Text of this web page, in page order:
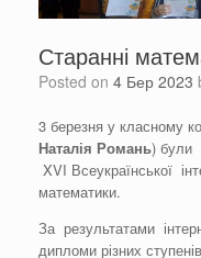
Старанні
Posted on 4 Бер 2023
3 березня у класному
Наталія Романь) були
XVI Всеукраїнської
математики.
За результатами
дипломи різних